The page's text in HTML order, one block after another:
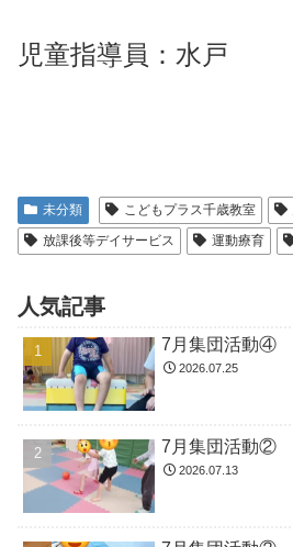
児童指導員：水戸
未分類 こどもプラス千歳教室
放課後等デイサービス
運動療育
人気記事
7月集団活動④
2026.07.25
7月集団活動②
2026.07.13